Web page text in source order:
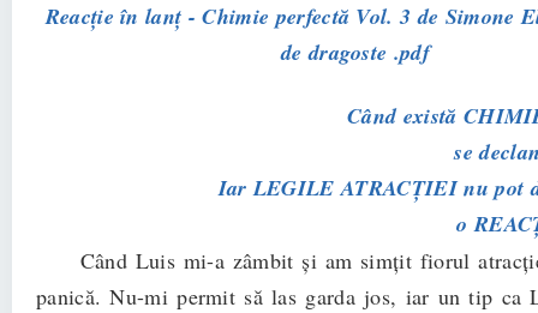
Reacție în lanț - Chimie perfectă Vol. 3 de Simone
de dragoste .pdf
Când există
se
Iar LEGILE ATRACŢIEI nu pot
o
Când Luis mi-a zâmbit şi am simţit fiorul
panică. Nu-mi permit să las garda jos, iar un tip ca